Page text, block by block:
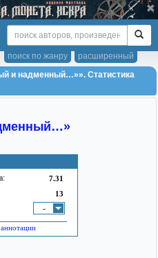
расширенный
поиск по жанру
и надменный…»». Статистика
7.31
13
-
аннотации